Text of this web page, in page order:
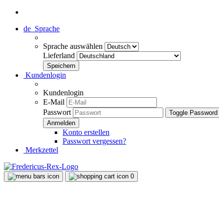
de Sprache
Sprache auswählen
Lieferland
Kundenlogin
Kundenlogin
E-Mail
Passwort
Toggle
Konto erstellen
Passwort vergessen?
Merkzettel
0